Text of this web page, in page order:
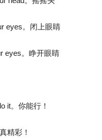
。闭上眼睛
。睁开眼睛
。你能行！
精彩！